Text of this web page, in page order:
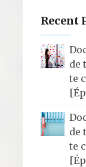
Recent
de
te
de
te